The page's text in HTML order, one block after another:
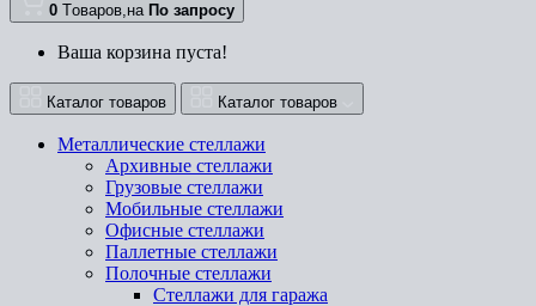
0 Tоваров,на По запросу
Ваша корзина пуста!
Каталог товаров Каталог товаров
Металлические стеллажи
Архивные стеллажи
Грузовые стеллажи
Мобильные стеллажи
Офисные стеллажи
Паллетные стеллажи
Полочные стеллажи
Стеллажи для гаража